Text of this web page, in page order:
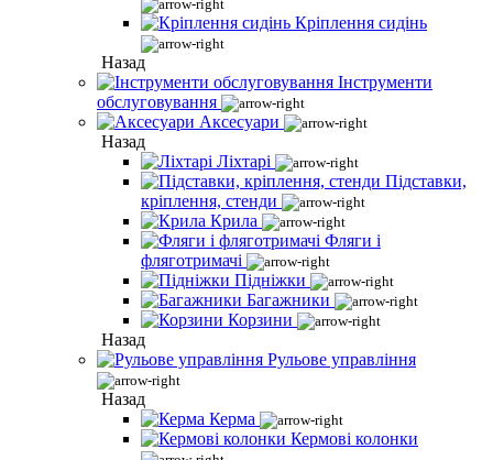
Кріплення сидінь
Назад
Інструменти
обслуговування
Аксесуари
Назад
Ліхтарі
Підставки,
кріплення, стенди
Крила
Фляги і
фляготримачі
Підніжки
Багажники
Корзини
Назад
Рульове управління
Назад
Керма
Кермові колонки